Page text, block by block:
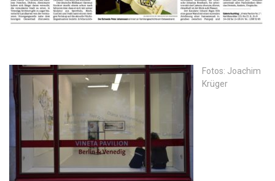
Fotos: Joachim
Krüger